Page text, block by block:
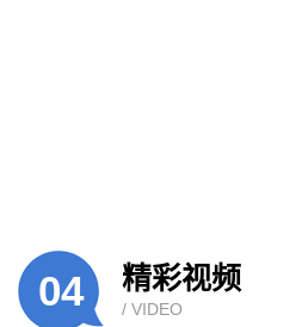
04 精彩视频
/ VIDEO